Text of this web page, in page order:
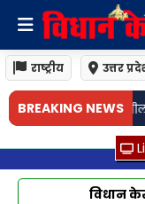
राष्ट्रीय उत्तर
BREAKING NEWS
ने लखनऊ में आश्रयम
विधान